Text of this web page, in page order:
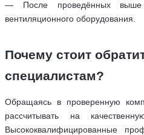
— После проведённых выше
вентиляционного оборудования.
Почему стоит
специалистам?
Обращаясь в проверенную
рассчитывать на
Высококвалифицированные